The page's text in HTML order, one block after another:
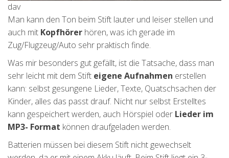
dav
Man kann den Ton beim Stift lauter und leiser stellen und
auch mit Kopfhörer hören, was ich gerade im
Zug/Flugzeug/Auto sehr praktisch finde.
Was mir besonders gut gefällt, ist die Tatsache, dass man
sehr leicht mit dem Stift eigene Aufnahmen erstellen
kann: selbst gesungene Lieder, Texte, Quatschsachen der
Kinder, alles das passt drauf. Nicht nur selbst Erstelltes
kann gespeichert werden, auch Hörspiel oder Lieder im
MP3- Format können draufgeladen werden.
Batterien müssen bei diesem Stift nicht gewechselt